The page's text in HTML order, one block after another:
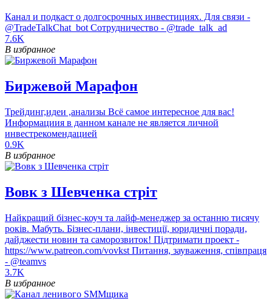
Канал и подкаст о долгосрочных инвестициях. Для связи -
@TradeTalkChat_bot Сотрудничество - @trade_talk_ad
7.6K
В избранное
Биржевой Марафон
Трейдинг,идеи ,анализы Всё самое интересное для вас!
Информациия в данном канале не является личной
инвестрекомендацией
0.9K
В избранное
Вовк з Шевченка стріт
Найкращий бізнес-коуч та лайф-менеджер за останню тисячу
років. Мабуть. Бізнес-плани, інвестиції, юридичні поради,
дайджести новин та саморозвиток! Підтримати проект -
https://www.patreon.com/vovkst Питання, зауваження, співпраця
- @teamvs
3.7K
В избранное